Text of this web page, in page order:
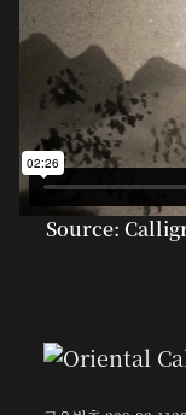
Source: